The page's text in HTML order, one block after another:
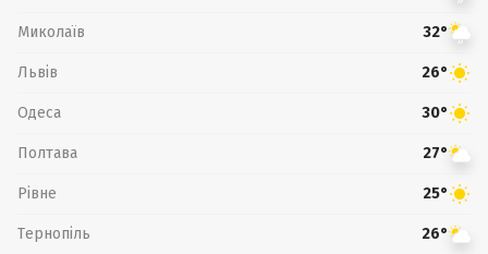
Миколаїв 32°
Львів 26°
Одеса 30°
Полтава 27°
Рівне 25°
Тернопіль 26°